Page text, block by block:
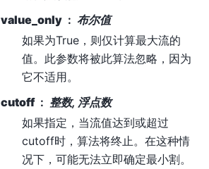
value_only
布尔值
如果为True，则仅计算最大流的
值。此参数将被此算法忽略，因为
它不适用。
cutoff
整数, 浮点数
如果指定，当流值达到或超过
cutoff时，算法将终止。在这种情
况下，可能无法立即确定最小割。